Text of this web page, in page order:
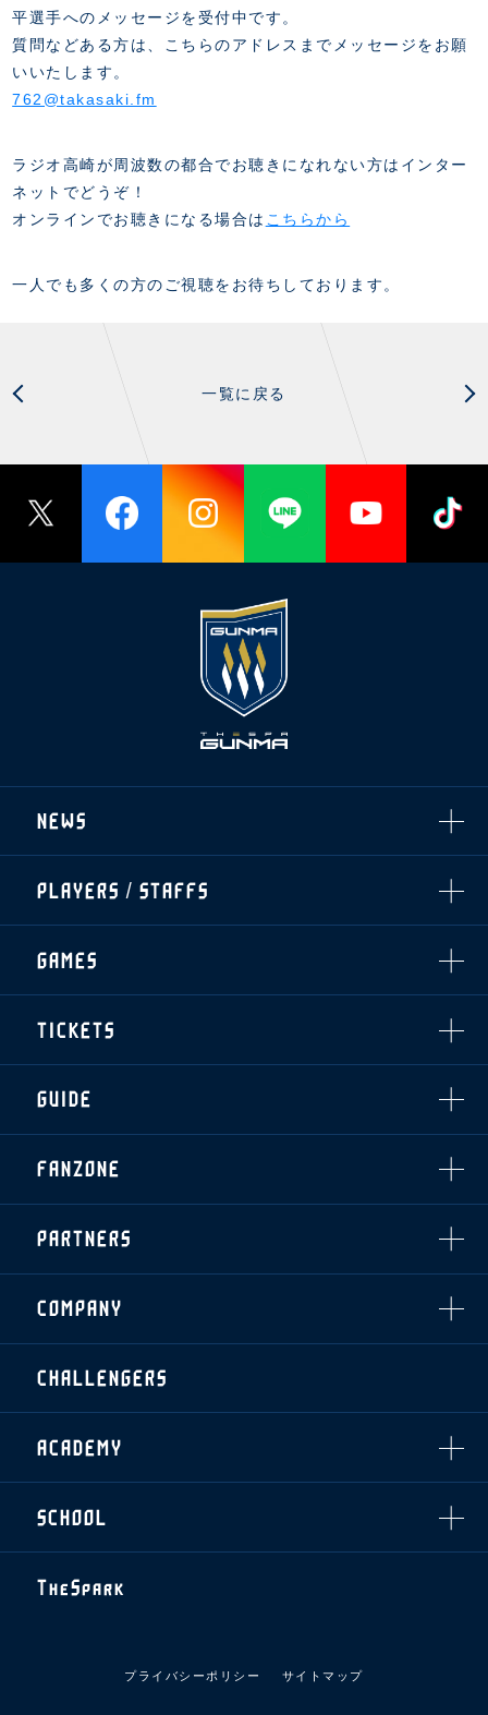
平選手へのメッセージを受付中です。
質問などある方は、こちらのアドレスまでメッセージをお願
いいたします。
762@takasaki.fm
ラジオ高崎が周波数の都合でお聴きになれない方はインター
ネットでどうぞ！
オンラインでお聴きになる場合は こちらから
一人でも多くの方のご視聴をお待ちしております。
一覧に戻る
NEWS
TOPICS
CLUB
TOP TEAM
THESPARK
PLAYERS / STAFFS
トレーニング見学について
・注意事項
・練習場ごとの注意事項
GAMES
順位表
ホームイベント情報
TICKETS
・前売・当日チケット
・発売日
・優待チケット
シーズンシート
・シーズンシート
・法人シーズンシート
GUIDE
スタジアムアクセス
スタジアムルール
クラブプロパティ
ホームイベント情報
初心者向けのガイダンス
運営サポートスタッフ募集
FANZONE
ファンクラブ
グッズ
ザスパタイムズ
クラブアンバサダー
PARTNERS
アシストパートナー
ザスパ応援店紹介
ホームタウン活動
ふるさと納税
COMPANY
拠点一覧
フィロソフィー
クラブについて（エンブレム・ロゴ等）
CHALLENGERS
ACADEMY
U-18
U-15
U-12
スタッフ
SCHOOL
スタッフ
TheSpark
プライバシーポリシー サイトマップ